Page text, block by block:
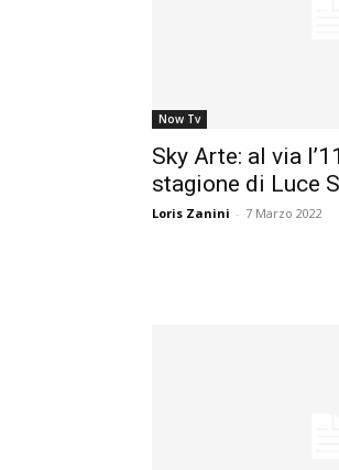
Now Tv
Sky Arte: al via
stagione di Luce
Loris Zanini - 7 Marzo 2022